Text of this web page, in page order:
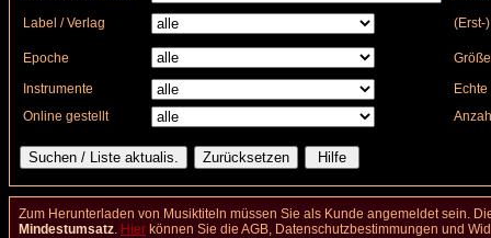
Label / Verlag (Erst-
Epoche
Instrumente
Online gestellt
Zum Herunterladen von Musiktiteln müssen Sie als Kunde angemeldet sein.
Mindestumsatz. Hier können Sie die AGB, Datenschutzbestimmungen und